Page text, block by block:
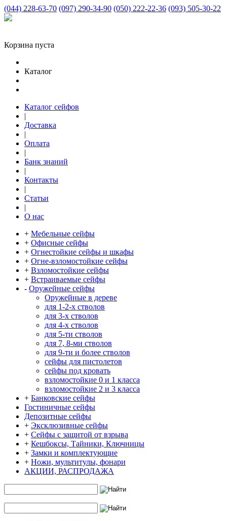
(044) 228-63-70 (097) 290-34-90 (050) 222-22-36 (093) 505-30-22
Корзина пуста
Каталог
Каталог сейфов
|
Доставка
|
Оплата
|
Банк знаний
|
Контакты
|
Статьи
|
О нас
+ Мебельные сейфы
+ Офисные сейфы
+ Огнестойкие сейфы и шкафы
+ Огне-взломостойкие сейфы
+ Взломостойкие сейфы
+ Встраиваемые сейфы
- Оружейные сейфы
Оружейные в дереве
для 1-2-х стволов
для 3-х стволов
для 4-х стволов
для 5-ти стволов
для 7, 8-ми стволов
для 9-ти и более стволов
сейфы для пистолетов
сейфы под кровать
взломостойкие 0 и 1 класса
взломостойкие 2 и 3 класса
+ Банковские сейфы
Гостиничные сейфы
Депозитные сейфы
+ Эксклюзивные сейфы
+ Сейфы с защитой от взрыва
+ Кешбоксы, Тайники, Ключницы
+ Замки и комплектующие
+ Ножи, мультитулы, фонари
АКЦИИ, РАСПРОДАЖА